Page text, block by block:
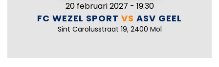
20 februari 2027 - 19:30
FC WEZEL SPORT VS ASV GEEL
Sint Carolusstraat 19, 2400 Mol